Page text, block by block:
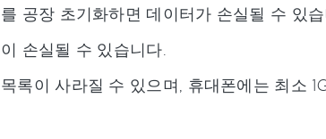
공장 초기화하면 데이터가 손실될 수 있습
손실될 수 있습니다.
록이 사라질 수 있으며, 휴대폰에는 최소